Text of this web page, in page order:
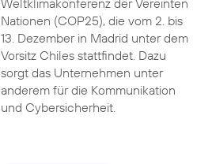
Weltklimakonferenz der Vereinten
Nationen (COP25), die vom 2. bis
13. Dezember in Madrid unter dem
Vorsitz Chiles stattfindet. Dazu
sorgt das Unternehmen unter
anderem für die Kommunikation
und Cybersicherheit.